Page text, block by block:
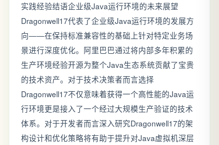
实践经验结语企业级Java运行环境的未来展望
Dragonwell17代表了企业级Java运行环境的发展方
向——在保持标准兼容性的基础上针对特定业务场
景进行深度优化。阿里巴巴通过将内部多年积累的
生产环境经验开源为整个Java生态系统贡献了宝贵
的技术资产。对于技术决策者而言选择
Dragonwell17不仅意味着获得一个高性能的Java运
行环境更是接入了一个经过大规模生产验证的技术
体系。对于开发者而言深入研究Dragonwell17的架
构设计和优化策略将有助于提升对Java虚拟机深层